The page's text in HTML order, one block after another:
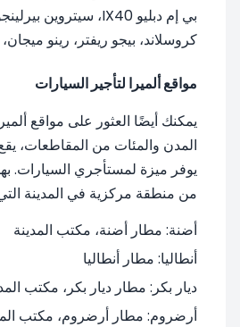
كروسلاند، بيجو ريفتر، رينو
مواقع ألميرا لتأجير السيارات
المدن والمئات من المقاطعات،
يوفر ميزة لمستأجري السيارات.
من منطقة مركزية في المدينة
أضنة: مطار أضنة، مكتب المدينة
أنطاليا: مطار أنطاليا
ديار بكر: مطار ديار بكر، مكتب
أرضروم: مطار أرضروم، مكتب